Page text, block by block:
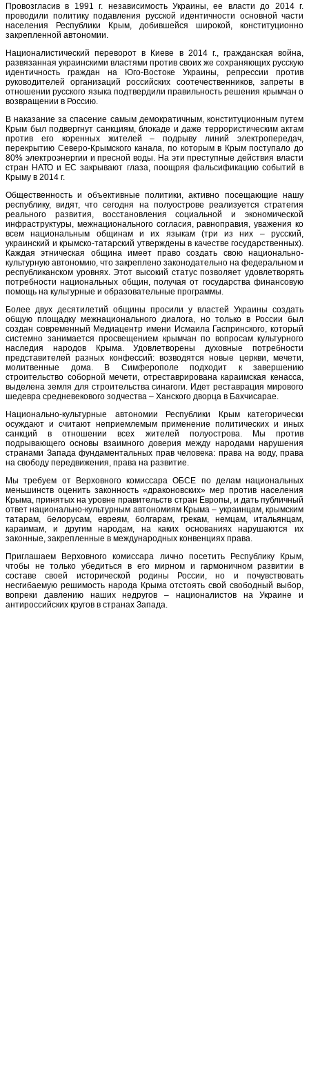
Провозгласив в 1991 г. независимость Украины, ее власти до 2014 г.
проводили политику подавления русской идентичности основной части
населения Республики Крым, добившейся широкой, конституционно
закрепленной автономии.
Националистический переворот в Киеве в 2014 г., гражданская война,
развязанная украинскими властями против своих же сохраняющих русскую
идентичность граждан на Юго-Востоке Украины, репрессии против
руководителей организаций российских соотечественников, запреты в
отношении русского языка подтвердили правильность решения крымчан о
возвращении в Россию.
В наказание за спасение самым демократичным, конституционным путем
Крым был подвергнут санкциям, блокаде и даже террористическим актам
против его коренных жителей – подрыву линий электропередач,
перекрытию Северо-Крымского канала, по которым в Крым поступало до
80% электроэнергии и пресной воды. На эти преступные действия власти
стран НАТО и ЕС закрывают глаза, поощряя фальсификацию событий в
Крыму в 2014 г.
Общественность и объективные политики, активно посещающие нашу
республику, видят, что сегодня на полуострове реализуется стратегия
реального развития, восстановления социальной и экономической
инфраструктуры, межнационального согласия, равноправия, уважения ко
всем национальным общинам и их языкам (три из них – русский,
украинский и крымско-татарский утверждены в качестве государственных).
Каждая этническая община имеет право создать свою национально-
культурную автономию, что закреплено законодательно на федеральном и
республиканском уровнях. Этот высокий статус позволяет удовлетворять
потребности национальных общин, получая от государства финансовую
помощь на культурные и образовательные программы.
Более двух десятилетий общины просили у властей Украины создать
общую площадку межнационального диалога, но только в России был
создан современный Медиацентр имени Исмаила Гаспринского, который
системно занимается просвещением крымчан по вопросам культурного
наследия народов Крыма. Удовлетворены духовные потребности
представителей разных конфессий: возводятся новые церкви, мечети,
молитвенные дома. В Симферополе подходит к завершению
строительство соборной мечети, отреставрирована караимская кенасса,
выделена земля для строительства синагоги. Идет реставрация мирового
шедевра средневекового зодчества – Ханского дворца в Бахчисарае.
Национально-культурные автономии Республики Крым категорически
осуждают и считают неприемлемым применение политических и иных
санкций в отношении всех жителей полуострова. Мы против
подрывающего основы взаимного доверия между народами нарушения
странами Запада фундаментальных прав человека: права на воду, права
на свободу передвижения, права на развитие.
Мы требуем от Верховного комиссара ОБСЕ по делам национальных
меньшинств оценить законность «драконовских» мер против населения
Крыма, принятых на уровне правительств стран Европы, и дать публичный
ответ национально-культурным автономиям Крыма – украинцам, крымским
татарам, белорусам, евреям, болгарам, грекам, немцам, итальянцам,
караимам, и другим народам, на каких основаниях нарушаются их
законные, закрепленные в международных конвенциях права.
Приглашаем Верховного комиссара лично посетить Республику Крым,
чтобы не только убедиться в его мирном и гармоничном развитии в
составе своей исторической родины России, но и почувствовать
несгибаемую решимость народа Крыма отстоять свой свободный выбор,
вопреки давлению наших недругов – националистов на Украине и
антироссийских кругов в странах Запада.